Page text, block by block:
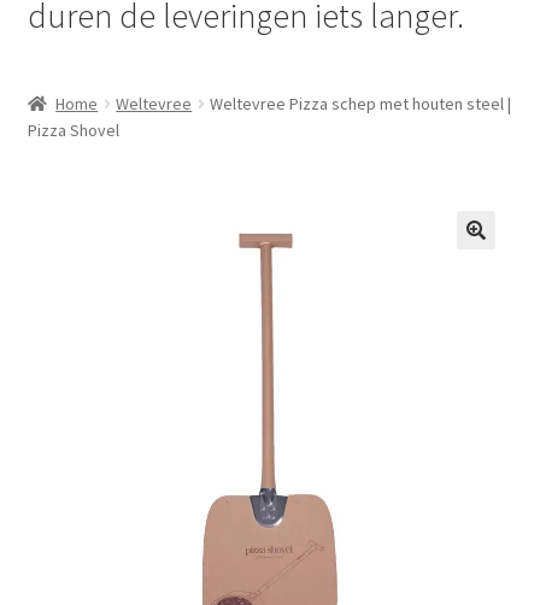
Contact
duren de leveringen iets langer.
Home Weltevree
Weltevree Pizza schep met houten steel |
Pizza Shovel